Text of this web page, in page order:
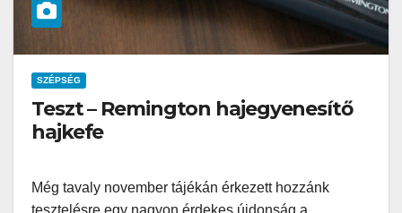
SZÉPSÉG
Teszt – Remington hajegyenesítő
hajkefe
Még tavaly november tájékán érkezett hozzánk